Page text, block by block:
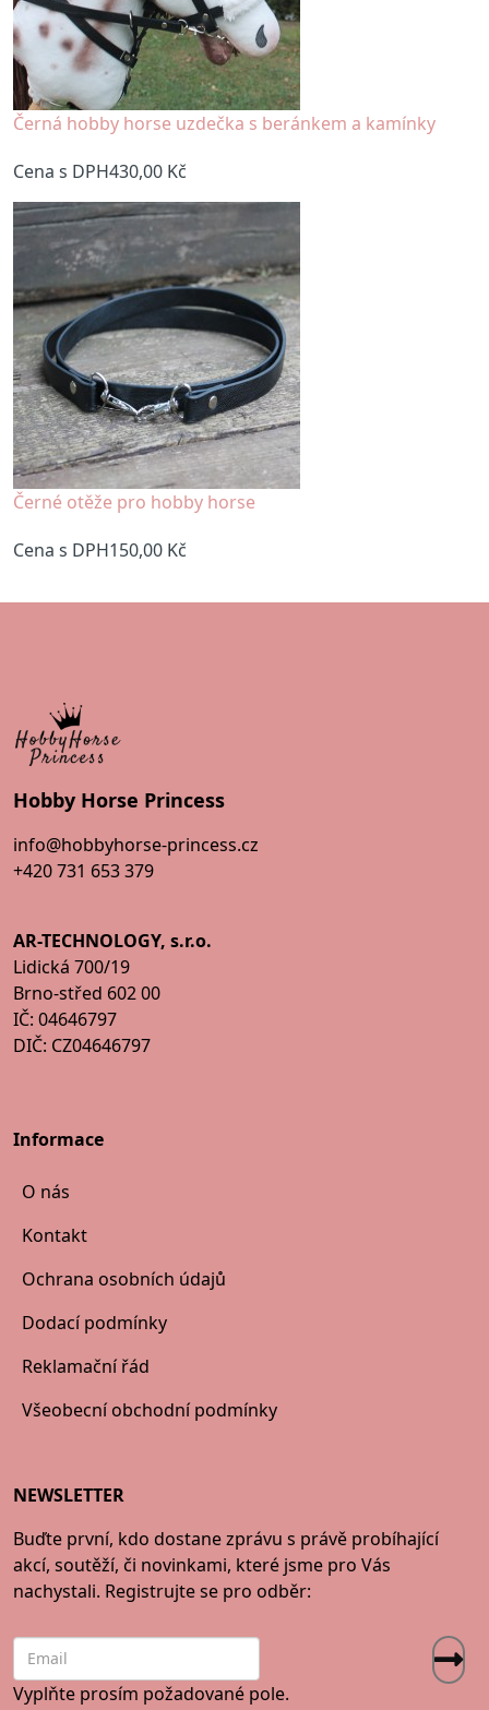
Černá hobby horse uzdečka s beránkem a kamínky
Cena s DPH430,00 Kč
Černé otěže pro hobby horse
Cena s DPH150,00 Kč
Hobby Horse Princess
info@hobbyhorse-princess.cz
+420 731 653 379
AR-TECHNOLOGY, s.r.o.
Lidická 700/19
Brno-střed 602 00
IČ: 04646797
DIČ: CZ04646797
Informace
O nás
Kontakt
Ochrana osobních údajů
Dodací podmínky
Reklamační řád
Všeobecní obchodní podmínky
NEWSLETTER
Buďte první, kdo dostane zprávu s právě probíhající
akcí, soutěží, či novinkami, které jsme pro Vás
nachystali. Registrujte se pro odběr:
Vyplňte prosím požadované pole.